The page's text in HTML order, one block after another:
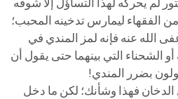
الفقهاء ليمارس تدخينه المحبب؛
الله عنه فإنه لمز المندي في
أو الشحناء التي بينهما حتى يقول أن
بضرر المندي!
الدخان فهذا وشأنك؛ لكن ما دخل